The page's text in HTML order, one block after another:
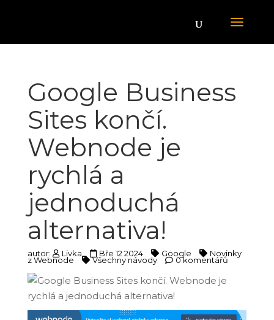
Google Business
Sites končí.
Webnode je
rychlá a
jednoduchá
alternativa!
autor: Livka Bře 12 2024 Google Novinky
z Webnode Všechny návody 0 komentářů